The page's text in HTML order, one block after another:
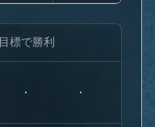
目標で勝利